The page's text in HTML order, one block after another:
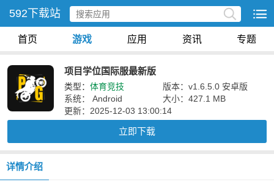
592下载站
首页 游戏 应用 资讯 专题
项目学位国际服最新版
类型： 体育竞技
版本：v1.6.5.0 安卓版
系统： Android
大小：427.1 MB
更新：2025-12-03 13:00:14
立即下载
详情介绍